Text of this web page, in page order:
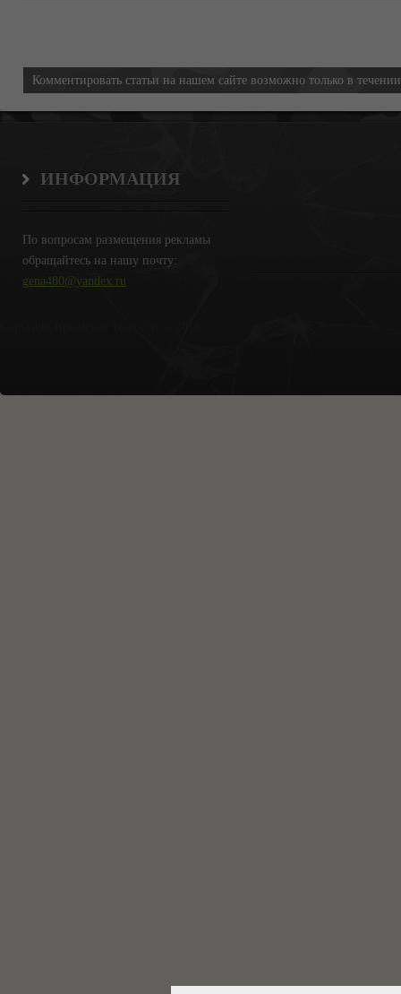
Комментировать статьи на нашем сайте возможно только в
ИНФОРМАЦИЯ
По вопросам размещения рекламы
обращайтесь на нашу почту:
gena480@yandex.ru